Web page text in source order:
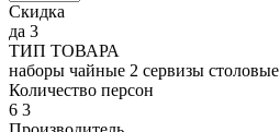
Скидка
да 3
ТИП ТОВАРА
наборы чайные 2 сервизы столовые
Количество персон
6 3